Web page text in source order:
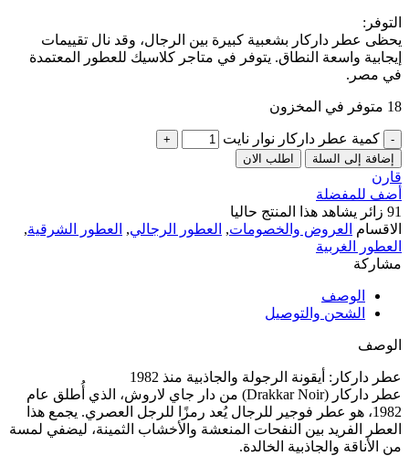
التوفر:
يحظى عطر داركار بشعبية كبيرة بين الرجال، وقد نال تقييمات
إيجابية واسعة النطاق. يتوفر في متاجر كلاسيك للعطور المعتمدة
في مصر.
18 متوفر في المخزون
كمية عطر داركار نوار نايت
إضافة إلى السلة اطلب الان
قارن
أضف للمفضلة
91 زائر يشاهد هذا المنتج حاليا
الاقسام العروض والخصومات, العطور الرجالي, العطور الشرقية,
العطور الغربية
مشاركة
الوصف
الشحن والتوصيل
الوصف
عطر داركار: أيقونة الرجولة والجاذبية منذ 1982
عطر داركار (Drakkar Noir) من دار جاي لاروش، الذي أُطلق عام
1982، هو عطر فوجير للرجال يُعد رمزًا للرجل العصري. يجمع هذا
العطر الفريد بين النفحات المنعشة والأخشاب الثمينة، ليضفي لمسة
من الأناقة والجاذبية الخالدة.